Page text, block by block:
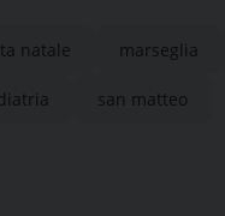
natale marseglia
san matteo